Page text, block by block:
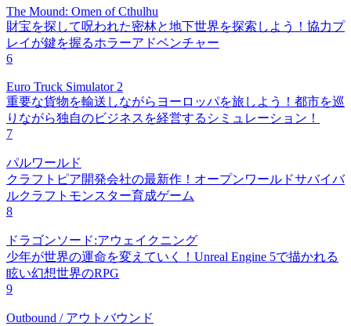
The Mound: Omen of Cthulhu
財宝を探して呪われた密林と地下世界を探索しよう！協力プ
レイが鍵を握るホラーアドベンチャー
6
Euro Truck Simulator 2
重要な貨物を輸送しながらヨーロッパを旅しよう！都市を巡
りながら独自のビジネスを経営するシミュレーション！
7
パルワールド
クラフトピア開発会社の最新作！オープンワールドサバイバ
ルクラフトモンスター育成ゲーム
8
ドラゴンソード:アウェイクニング
少年が世界の運命を変えていく！Unreal Engine 5で描かれる
眩い幻想世界のRPG
9
Outbound / アウトバウンド